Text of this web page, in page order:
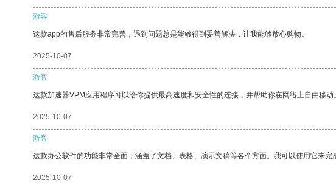
游客
这款app的售后服务非常完善，遇到问题总是能够得到妥善解决，让我能够放心购物。
2025-10-07
游客
这款加速器VPM应用程序可以给你提供最高速度和安全性的连接，并帮助你在网络上自由移动。
2025-10-07
游客
这款办公软件的功能非常全面，涵盖了文档、表格、演示文稿等各个方面。我可以使用它来完
2025-10-07